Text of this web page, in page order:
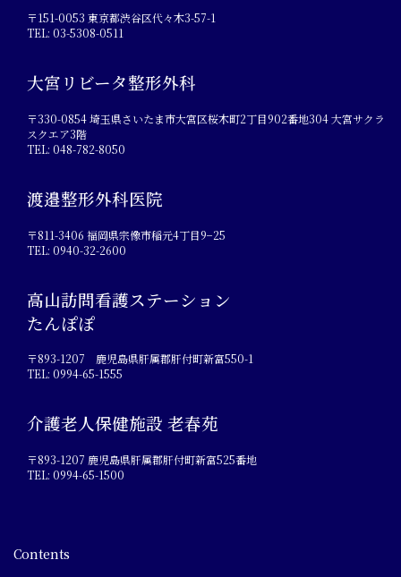
〒151-0053 東京都渋谷区代々木3-57-1
TEL: 03-5308-0511
大宮リビータ整形外科
〒330-0854 埼玉県さいたま市大宮区桜木町2丁目902番地304 大宮サクラ
スクエア3階
TEL: 048-782-8050
渡邉整形外科医院
〒811-3406 福岡県宗像市稲元4丁目9−25
TEL: 0940-32-2600
高山訪問看護ステーション
たんぽぽ
〒893-1207 鹿児島県肝属郡肝付町新富550-1
TEL: 0994-65-1555
介護老人保健施設 老春苑
〒893-1207 鹿児島県肝属郡肝付町新富525番地
TEL: 0994-65-1500
Contents